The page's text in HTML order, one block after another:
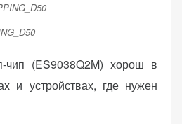
чип (ES9038Q2M) хорош в
и устройствах, где нужен